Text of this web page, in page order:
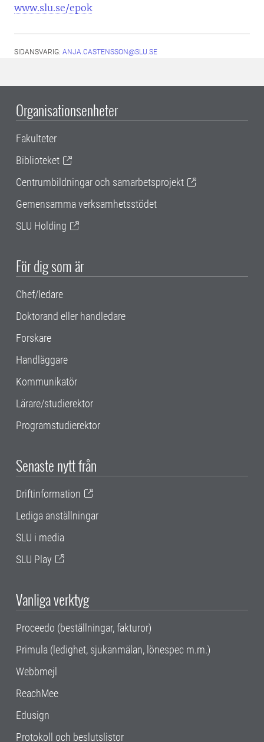
www.slu.se/epok
SIDANSVARIG: ANJA.CASTENSSON@SLU.SE
Organisationsenheter
Fakulteter
Biblioteket
Centrumbildningar och samarbetsprojekt
Gemensamma verksamhetsstödet
SLU Holding
För dig som är
Chef/ledare
Doktorand eller handledare
Forskare
Handläggare
Kommunikatör
Lärare/studierektor
Programstudierektor
Senaste nytt från
Driftinformation
Lediga anställningar
SLU i media
SLU Play
Vanliga verktyg
Proceedo (beställningar, fakturor)
Primula (ledighet, sjukanmälan, lönespec m.m.)
Webbmejl
ReachMee
Edusign
Protokoll och beslutslistor